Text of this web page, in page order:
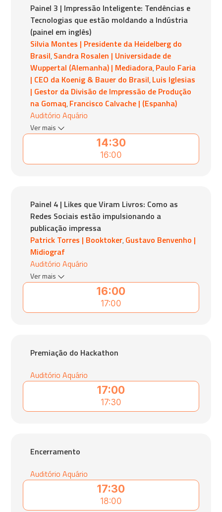
14:30
16:00
Painel 3 | Impressão Inteligente: Tendências e
Tecnologias que estão moldando a Indústria
(painel em inglês)
Silvia Montes | Presidente da Heidelberg do
Brasil,Sandra Rosalen | Universidade de
Wuppertal (Alemanha) | Mediadora,Paulo Faria
| CEO da Koenig & Bauer do Brasil,Luis Iglesias
| Gestor da Divisão de Impressão de Produção
na Gomaq,Francisco Calvache | (Espanha)
Auditório Aquário
Ver mais
16:00
17:00
Painel 4 | Likes que Viram Livros: Como as
Redes Sociais estão impulsionando a
publicação impressa
Patrick Torres | Booktoker,Gustavo Benvenho |
Midiograf
Auditório Aquário
Ver mais
17:00
17:30
Premiação do Hackathon
Auditório Aquário
17:30
18:00
Encerramento
Auditório Aquário